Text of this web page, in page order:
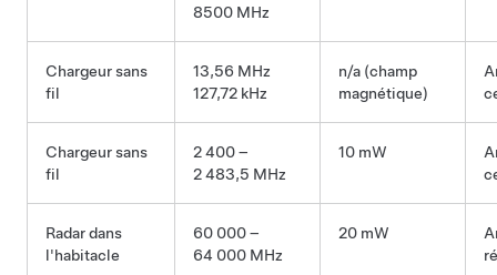
8500 MHz
Chargeur sans
fil
13,56 MHz
127,72 kHz
n/a (champ
magnétique)
Chargeur sans
fil
2 400 –
2 483,5 MHz
10 mW
Radar dans
l'habitacle
60 000 –
64 000 MHz
20 mW